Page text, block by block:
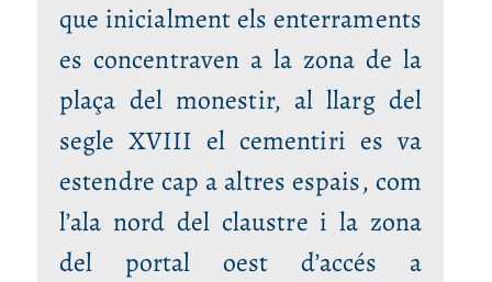
que inicialment els enterraments
es concentraven a la zona de la
plaça del monestir, al llarg del
segle XVIII el cementiri es va
estendre cap a altres espais, com
l’ala nord del claustre i la zona
del portal oest d’accés a